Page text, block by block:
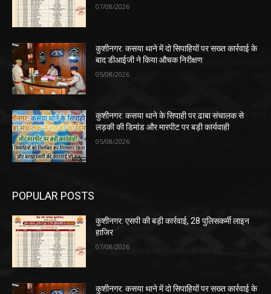
07/08/2026
कुशीनगर: कसया थाने में दो सिपाहियों पर सख्त कार्रवाई के
बाद डीआईजी ने किया औचक निरीक्षण
05/08/2026
कुशीनगर: कसया थाने के सिपाही पर ढाबा संचालक से
लड़की की डिमांड और मारपीट पर बड़ी कार्यवाही
05/08/2026
POPULAR POSTS
कुशीनगर: एसपी की बड़ी कार्रवाई, 28 पुलिसकर्मी लाइन
हाजिर
07/08/2026
कुशीनगर: कसया थाने में दो सिपाहियों पर सख्त कार्रवाई के